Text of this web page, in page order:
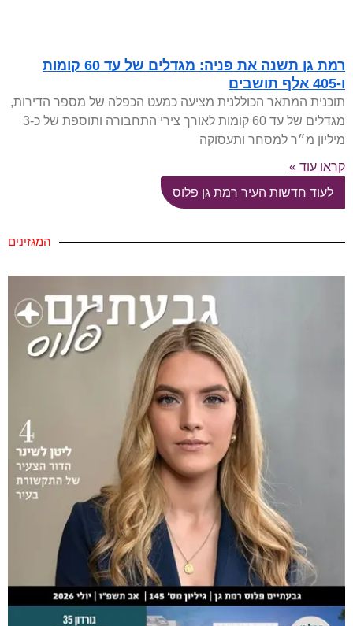
רמת גן תשנה את פניה: מגדלים של עד 60 קומות
ו-405 אלף תושבים
תוכנית המתאר הכוללנית מציעה כמעט הכפלה של מספר הדירות,
מגדלים של עד 60 קומות לאורך צירי התחבורה ותוספת של כ-3
מיליון מ״ר למסחר ותעסוקה
קראו עוד »
לעוד חדשות העיר רמת גן פלוס
המגזינים